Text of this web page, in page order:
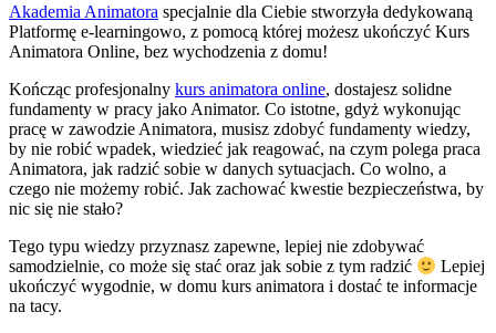
Akademia Animatora specjalnie dla Ciebie stworzyła dedykowaną
Platformę e-learningowo, z pomocą której możesz ukończyć Kurs
Animatora Online, bez wychodzenia z domu!
Kończąc profesjonalny kurs animatora online, dostajesz solidne
fundamenty w pracy jako Animator. Co istotne, gdyż wykonując
pracę w zawodzie Animatora, musisz zdobyć fundamenty wiedzy,
by nie robić wpadek, wiedzieć jak reagować, na czym polega praca
Animatora, jak radzić sobie w danych sytuacjach. Co wolno, a
czego nie możemy robić. Jak zachować kwestie bezpieczeństwa, by
nic się nie stało?
Tego typu wiedzy przyznasz zapewne, lepiej nie zdobywać
samodzielnie, co może się stać oraz jak sobie z tym radzić
Lepiej
ukończyć wygodnie, w domu kurs animatora i dostać te informacje
na tacy.